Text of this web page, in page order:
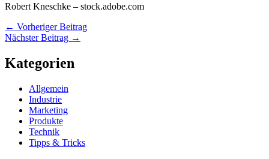
Robert Kneschke – stock.adobe.com
← Vorheriger Beitrag
Nächster Beitrag →
Kategorien
Allgemein
Industrie
Marketing
Produkte
Technik
Tipps & Tricks